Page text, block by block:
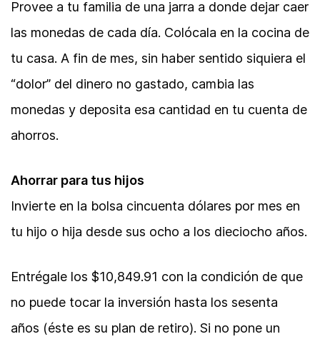
Provee a tu familia de una jarra a donde dejar caer
las monedas de cada día. Colócala en la cocina de
tu casa. A fin de mes, sin haber sentido siquiera el
“dolor” del dinero no gastado, cambia las
monedas y deposita esa cantidad en tu cuenta de
ahorros.
Ahorrar para tus hijos
Invierte en la bolsa cincuenta dólares por mes en
tu hijo o hija desde sus ocho a los dieciocho años.
Entrégale los $10,849.91 con la condición de que
no puede tocar la inversión hasta los sesenta
años (éste es su plan de retiro). Si no pone un